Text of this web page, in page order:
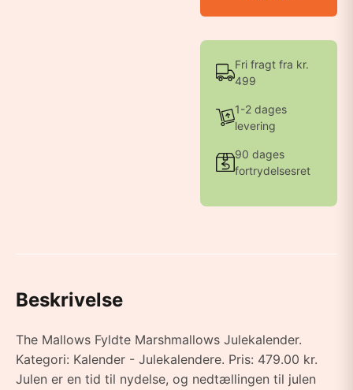
Fri fragt fra kr.
499
1-2 dages
levering
90 dages
fortrydelsesret
Beskrivelse
The Mallows Fyldte Marshmallows Julekalender.
Kategori: Kalender - Julekalendere. Pris: 479.00 kr.
Julen er en tid til nydelse, og nedtællingen til julen